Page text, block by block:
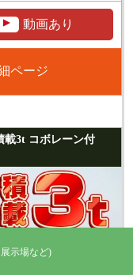
▲ 動画あり
ページ
載3t コボレーン付
示場など)